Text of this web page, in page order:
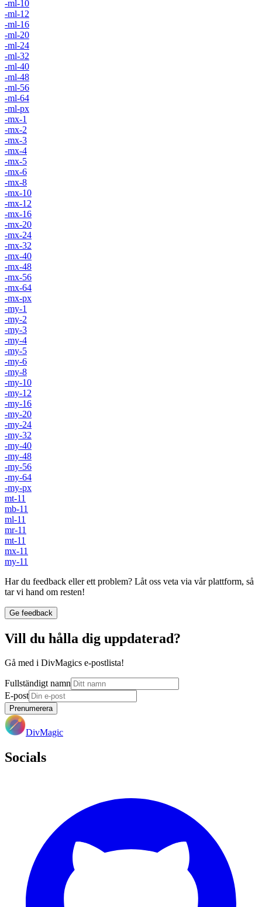
-ml-10
-ml-12
-ml-16
-ml-20
-ml-24
-ml-32
-ml-40
-ml-48
-ml-56
-ml-64
-ml-px
-mx-1
-mx-2
-mx-3
-mx-4
-mx-5
-mx-6
-mx-8
-mx-10
-mx-12
-mx-16
-mx-20
-mx-24
-mx-32
-mx-40
-mx-48
-mx-56
-mx-64
-mx-px
-my-1
-my-2
-my-3
-my-4
-my-5
-my-6
-my-8
-my-10
-my-12
-my-16
-my-20
-my-24
-my-32
-my-40
-my-48
-my-56
-my-64
-my-px
mt-11
mb-11
ml-11
mr-11
mt-11
mx-11
my-11
Har du feedback eller ett problem? Låt oss veta via vår plattform, så
tar vi hand om resten!
Ge feedback
Vill du hålla dig uppdaterad?
Gå med i DivMagics e-postlista!
Fullständigt namn
E-post
Prenumerera
DivMagic
Socials